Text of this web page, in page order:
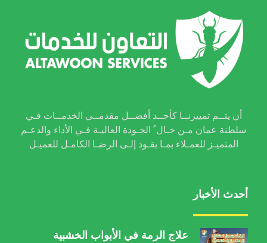
أن يتــم تمييزنــا كأحــد أفضــل مقدمــي الخدمــات فـي
سلطنة عمان مـن خـال ُ الجـودة العاليـة فـي الأداء والدعـم
المتميـز للعمـلاء بمـا يقـود إلـى الرضـا الكامـل للعميـل
أحدث الأخبار
علاج الرمة في الأبواب الخشبية